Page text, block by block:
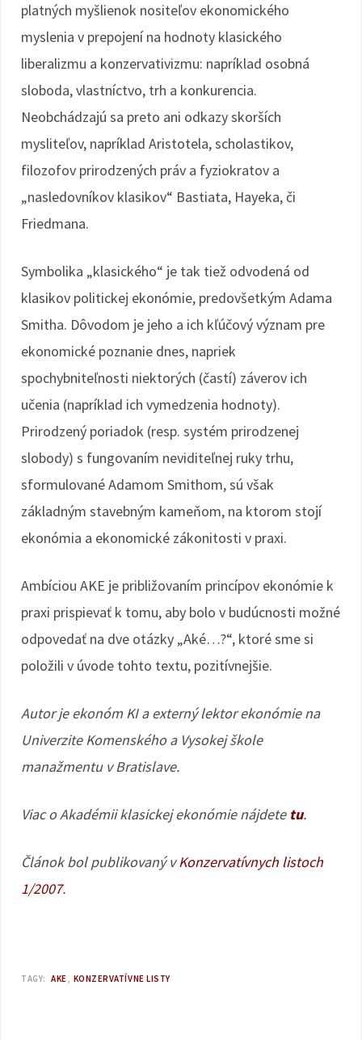
platných myšlienok nositeľov ekonomického
myslenia v prepojení na hodnoty klasického
liberalizmu a konzervativizmu: napríklad osobná
sloboda, vlastníctvo, trh a konkurencia.
Neobchádzajú sa preto ani odkazy skorších
mysliteľov, napríklad Aristotela, scholastikov,
filozofov prirodzených práv a fyziokratov a
„nasledovníkov klasikov“ Bastiata, Hayeka, či
Friedmana.
Symbolika „klasického“ je tak tiež odvodená od
klasikov politickej ekonómie, predovšetkým Adama
Smitha. Dôvodom je jeho a ich kľúčový význam pre
ekonomické poznanie dnes, napriek
spochybniteľnosti niektorých (častí) záverov ich
učenia (napríklad ich vymedzenia hodnoty).
Prirodzený poriadok (resp. systém prirodzenej
slobody) s fungovaním neviditeľnej ruky trhu,
sformulované Adamom Smithom, sú však
základným stavebným kameňom, na ktorom stojí
ekonómia a ekonomické zákonitosti v praxi.
Ambíciou AKE je približovaním princípov ekonómie k
praxi prispievať k tomu, aby bolo v budúcnosti možné
odpovedať na dve otázky „Aké…?“, ktoré sme si
položili v úvode tohto textu, pozitívnejšie.
Autor je ekonóm KI a externý lektor ekonómie na
Univerzite Komenského a Vysokej škole
manažmentu v Bratislave.
Viac o Akadémii klasickej ekonómie nájdete tu.
Článok bol publikovaný vKonzervatívnych listoch
1/2007.
TAGY: AKE KONZERVATÍVNE LISTY